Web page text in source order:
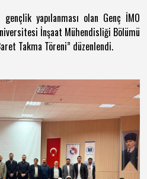
gençlik yapılanması olan Genç İMO
İnşaat Mühendisliği Bölümü
Takma Töreni” düzenlendi.